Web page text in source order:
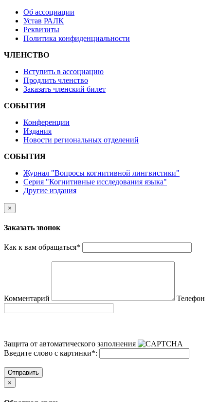
Об ассоциации
Устав РАЛК
Реквизиты
Политика конфиденциальности
ЧЛЕНСТВО
Вступить в ассоциацию
Продлить членство
Заказать членский билет
СОБЫТИЯ
Конференции
Издания
Новости региональных отделений
СОБЫТИЯ
Журнал "Вопросы когнитивной лингвистики"
Серия "Когнитивные исследования языка"
Другие издания
×
Заказать звонок
Как к вам обращаться*
Комментарий Телефон
Защита от автоматического заполнения
Введите слово с картинки*:
Отправить
×